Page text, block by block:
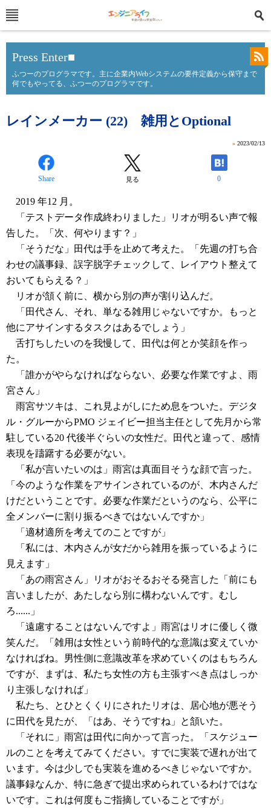
Press Enter■
ふつーのプログラマです。主に企業内Webシステムの要件定義から保守まで
何でもやってる、ふつーのプログラマです。
レインメーカー (22) 雑用とOptional
» 2023/02/13
Share 見る 0
2019 年12 月。
「テストデータ作成終わりました」リオが明るい声で報
告した。「次、何やります？」
「そうだな」田代は手を止めて考えた。「先週の打ち合
わせの議事録、誤字脱字チェックして、レイアウト整えて
おいてもらえる？」
リオが頷く前に、横から別の声が割り込んだ。
「田代さん、それ、単なる雑用じゃないですか。もっと
他にアサインするタスクはあるでしょう」
舌打ちしたいのを我慢して、田代は何とか笑顔を作っ
た。
「誰かがやらなければならない、必要な作業ですよ、雨
宮さん」
雨宮サツキは、これ見よがしにため息をついた。デジタ
ル・グルーからPMO ジェイビー担当主任として先月から常
駐している20 代後半ぐらいの女性だ。田代と違って、感情
表現を躊躇する必要がない。
「私が言いたいのは」雨宮は真面目そうな顔で言った。
「今のような作業をアサインされているのが、木内さんだ
けだということです。必要な作業だというのなら、公平に
全メンバーに割り振るべきではないんですか」
「適材適所を考えてのことですが」
「私には、木内さんが女だから雑用を振っているように
見えます」
「あの雨宮さん」リオがおそるおそる発言した「前にも
言いましたが、あたしなら別に構わないんです。むし
ろ......」
「遠慮することはないんですよ」雨宮はリオに優しく微
笑んだ。「雑用は女性という前時代的な意識は変えていか
なければね。男性側に意識改革を求めていくのはもちろん
ですが、まずは、私たち女性の方も主張すべき点はしっか
り主張しなければ」
私たち、とひとくくりにされたリオは、居心地が悪そう
に田代を見たが、「はあ、そうですね」と頷いた。
「それに」雨宮は田代に向かって言った。「スケジュー
ルのことを考えてみてください。すでに実装で遅れが出て
います。今は少しでも実装を進めるべきじゃないですか。
議事録なんか、特に急ぎで提出求められているわけではな
いです。これは何度もご指摘していることですが」